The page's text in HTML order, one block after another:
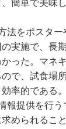
簡単で美味
法をポスタ
実施で、長
った。マネ
で、試食場
率的である。
報提供を行
められるこ